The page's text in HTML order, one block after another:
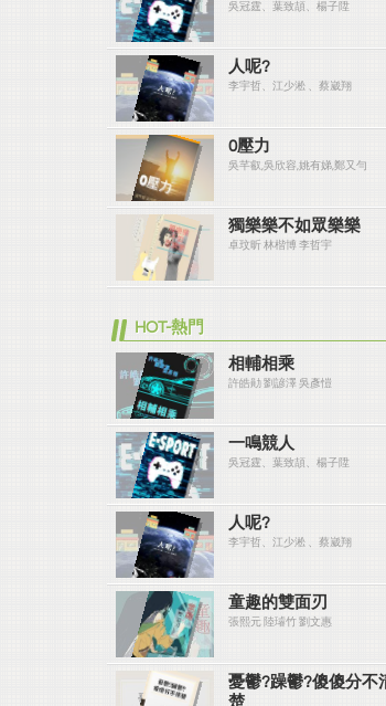
吳冠霆、葉致頡、楊子陞
人呢?
李宇哲、江少淞 、蔡崴翔
0壓力
吳芊叡,吳欣容,姚有娣,鄭又勻
獨樂樂不如眾樂樂
卓玟昕 林楷博 李哲宇
HOT-熱門
相輔相乘
許皓勛 劉諺澤 吳彥愷
一鳴競人
吳冠霆、葉致頡、楊子陞
人呢?
李宇哲、江少淞 、蔡崴翔
童趣的雙面刃
張熙元 陸璿竹 劉文惠
憂鬱?躁鬱?傻傻分不
楚